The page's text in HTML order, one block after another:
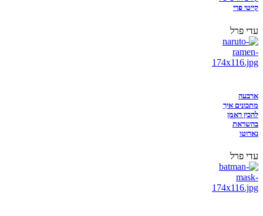
קייטי פרי
עדי פרל
ארבעה
מתכונים איך
להכין ראמן
בהשראת
נארוטו
עדי פרל